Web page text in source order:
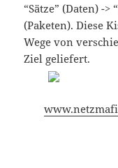
“Sätze” (Daten) -
(Paketen). Diese
Wege von
Ziel geliefert.